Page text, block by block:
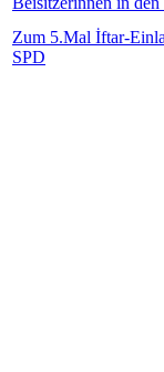
Zum 5.Mal İftar-
SPD